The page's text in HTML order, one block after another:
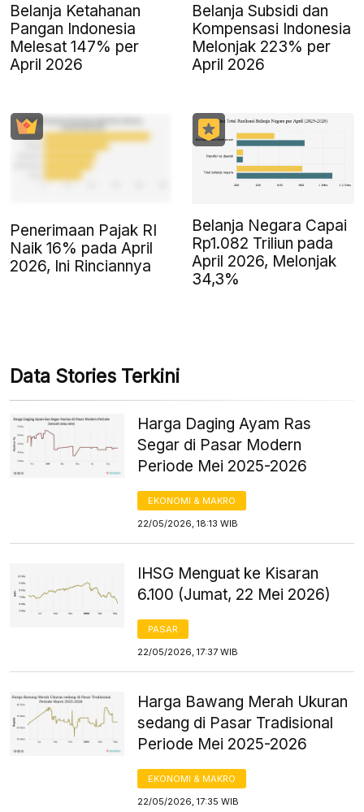
Belanja Ketahanan
Pangan Indonesia
Melesat 147% per
April 2026
Belanja Subsidi dan
Kompensasi Indonesia
Melonjak 223% per
April 2026
Penerimaan Pajak RI
Naik 16% pada April
2026, Ini Rinciannya
Belanja Negara Capai
Rp1.082 Triliun pada
April 2026, Melonjak
34,3%
Data Stories Terkini
Harga Daging Ayam Ras
Segar di Pasar Modern
Periode Mei 2025-2026
EKONOMI & MAKRO
22/05/2026, 18:13 WIB
IHSG Menguat ke Kisaran
6.100 (Jumat, 22 Mei 2026)
PASAR
22/05/2026, 17:37 WIB
Harga Bawang Merah Ukuran
sedang di Pasar Tradisional
Periode Mei 2025-2026
EKONOMI & MAKRO
22/05/2026, 17:35 WIB